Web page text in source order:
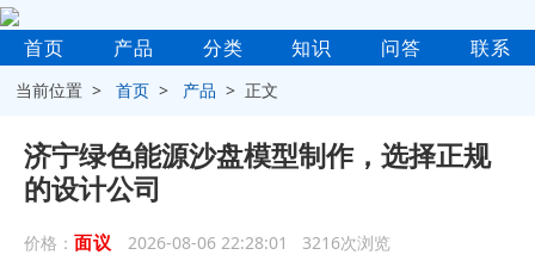
首页 产品 分类 知识 问答 联系
当前位置 >首页 > 产品 > 正文
济宁绿色能源沙盘模型制作，选择正规
的设计公司
价格： 面议 2026-08-06 22:28:01 3216次浏览